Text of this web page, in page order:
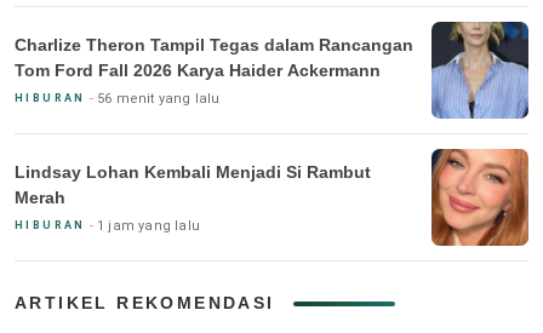
Charlize Theron Tampil Tegas dalam Rancangan
Tom Ford Fall 2026 Karya Haider Ackermann
HIBURAN 56 menit yang lalu
Lindsay Lohan Kembali Menjadi Si Rambut
Merah
HIBURAN 1 jam yang lalu
ARTIKEL REKOMENDASI